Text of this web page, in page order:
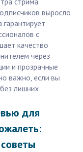
выросло
с
качество
через
и прозрачные
важно, если вы
лишних
для